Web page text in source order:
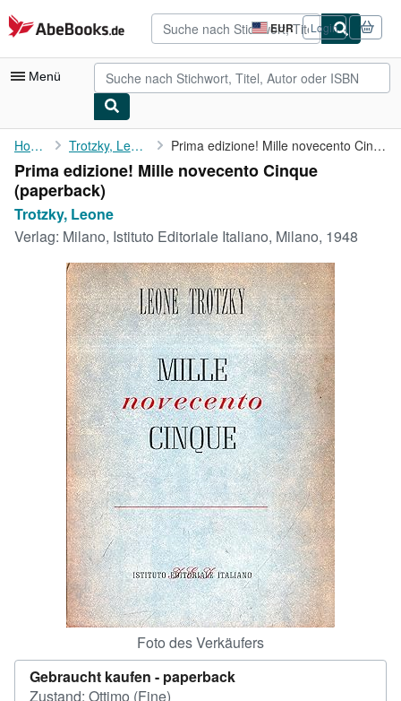
Zum Hauptinhalt
AbeBooks.de EUR
Seite
der
Einkaufseinstellungen.
Login
Menü
Nutzerkonto
Meine Bestellungen
Detailsuche
Sammlungen
Antiquarische Bücher
Kunst & Sammlerstücke
Verkäufer
Verkäufer werden
SCHLIESSEN
Home Trotzky, Leone Prima edizione! Mille novecento Cinque
Prima edizione! Mille novecento Cinque
(paperback)
Trotzky, Leone
Verlag: Milano, Istituto Editoriale Italiano, Milano, 1948
Foto des Verkäufers
Gebraucht kaufen - paperback
Zustand: Ottimo (Fine)